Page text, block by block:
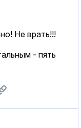
Не врать!!!
- пять